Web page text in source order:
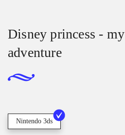
Disney princess -
adventure
Nintendo 3ds